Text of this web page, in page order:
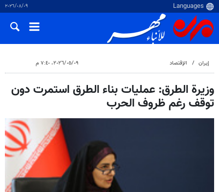
٠٩‏/٠٨‏/٢٠٢٦
إيران الإقتصاد ٠٩‏/٠٥‏/٢٠٢٦، ٧:٤٠ م
وزيرة الطرق: عملیات بناء الطرق استمرت دون
توقف رغم ظروف الحرب